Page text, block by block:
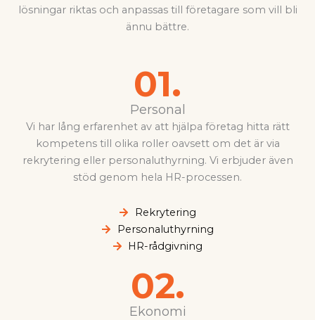
lösningar riktas och anpassas till företagare som vill bli
ännu bättre.
01.
Personal
Vi har lång erfarenhet av att hjälpa företag hitta rätt
kompetens till olika roller oavsett om det är via
rekrytering eller personaluthyrning. Vi erbjuder även
stöd genom hela HR-processen.
Rekrytering
Personaluthyrning
HR-rådgivning
02.
Ekonomi